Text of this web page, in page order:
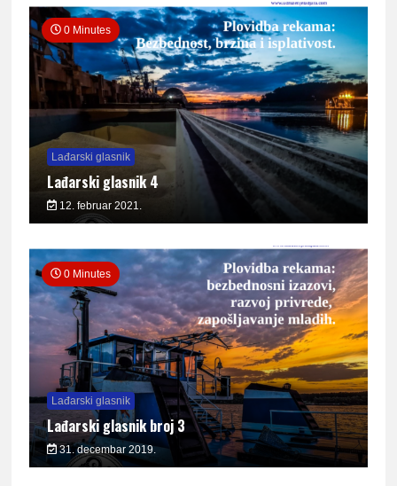
0 Minutes
Lađarski glasnik
Lađarski glasnik 4
12. februar 2021.
0 Minutes
Lađarski glasnik
Lađarski glasnik broj 3
31. decembar 2019.